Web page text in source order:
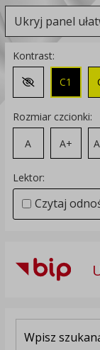
Ukryj panel
Kontrast:
Zmień kontrast
C1
Rozmiar czcionki:
A
A+
Lektor:
Czytaj